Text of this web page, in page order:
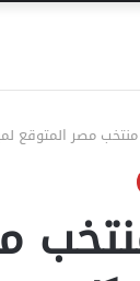
مصر المتوقع لمباراة